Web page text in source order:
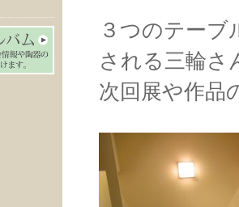
３つのテー
される三輪さ
次回展や作品